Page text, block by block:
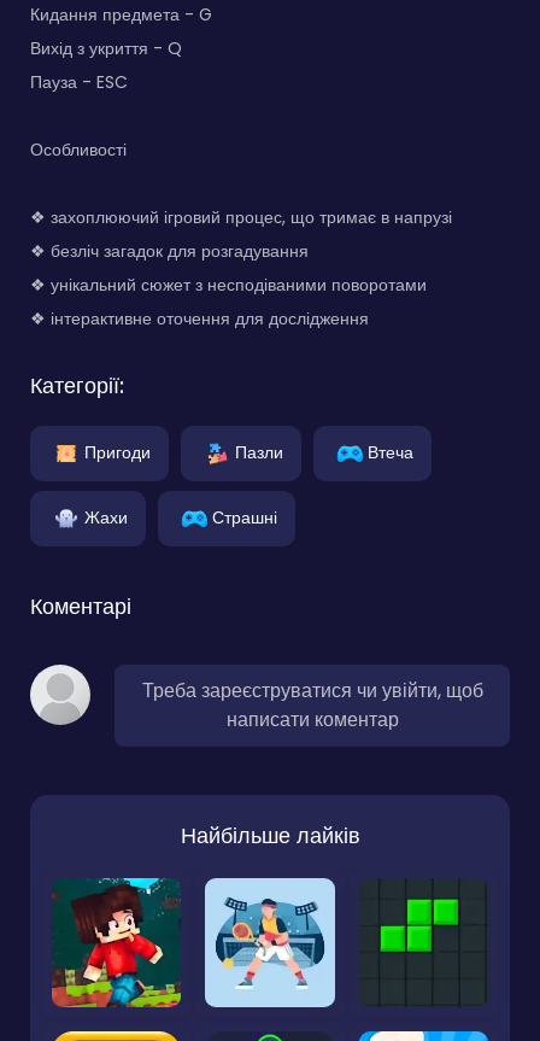
Кидання предмета - G
Вихід з укриття - Q
Пауза - ESC
Особливості
❖ захоплюючий ігровий процес, що тримає в напрузі
❖ безліч загадок для розгадування
❖ унікальний сюжет з несподіваними поворотами
❖ інтерактивне оточення для дослідження
Категорії:
Пригоди Пазли Втеча
Жахи Страшні
Коментарі
Треба зареєструватися чи увійти, щоб
написати коментар
Найбільше лайків